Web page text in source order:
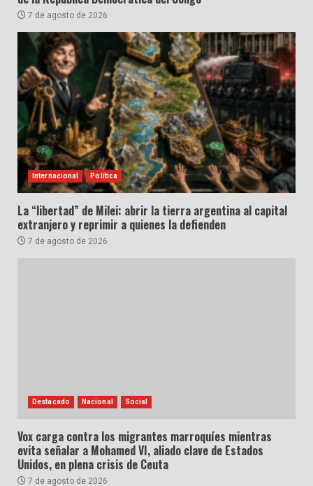
7 de agosto de 2026
Internacional Política
La “libertad” de Milei: abrir la tierra argentina al capital
extranjero y reprimir a quienes la defienden
7 de agosto de 2026
Destacado Nacional Social
Vox carga contra los migrantes marroquíes mientras
evita señalar a Mohamed VI, aliado clave de Estados
Unidos, en plena crisis de Ceuta
7 de agosto de 2026